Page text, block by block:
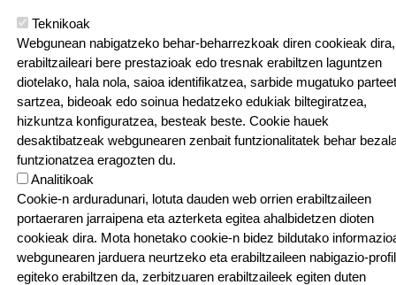
Teknikoak
Webgunean nabigatzeko behar-beharrezkoak diren cookieak dira,
erabiltzaileari bere prestazioak edo tresnak erabiltzen laguntzen
diotelako, hala nola, saioa identifikatzea, sarbide mugatuko
sartzea, bideoak edo soinua hedatzeko edukiak biltegiratzea,
hizkuntza konfiguratzea, besteak beste. Cookie hauek
desaktibatzeak webgunearen zenbait funtzionalitatek behar
funtzionatzea eragozten du.
Analitikoak
Cookie-n arduradunari, lotuta dauden web orrien erabiltzaileen
portaeraren jarraipena eta azterketa egitea ahalbidetzen dioten
cookieak dira. Mota honetako cookie-n bidez bildutako
webgunearen jarduera neurtzeko eta erabiltzaileen nabigazio-
egiteko erabiltzen da, zerbitzuaren erabiltzaileek egiten duten